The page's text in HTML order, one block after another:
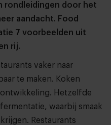
rondleidingen door het
aandacht. Food
7 voorbeelden uit
rij.
vaker naar
te maken. Koken
Hetzelfde
waarbij smaak
Restaurants